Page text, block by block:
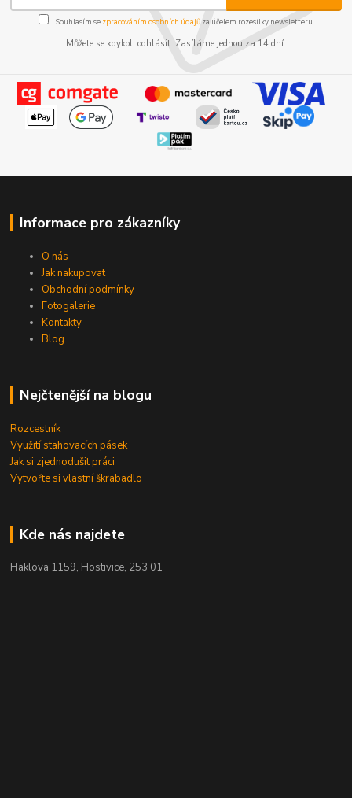
Souhlasím se zpracováním osobních údajůza účelem rozesílky newsletteru.
Můžete se kdykoli odhlásit. Zasíláme jednou za 14 dní.
Informace pro zákazníky
O nás
Jak nakupovat
Obchodní podmínky
Fotogalerie
Kontakty
Blog
Nejčtenější na blogu
Rozcestník
Využití stahovacích pásek
Jak si zjednodušit práci
Vytvořte si vlastní škrabadlo
Kde nás najdete
Haklova 1159, Hostivice, 253 01